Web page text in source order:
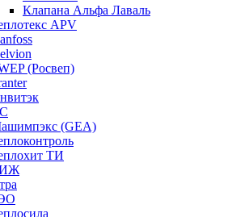
Клапана Альфа Лаваль
APV
(Росвеп)
(GEA)
ТИ